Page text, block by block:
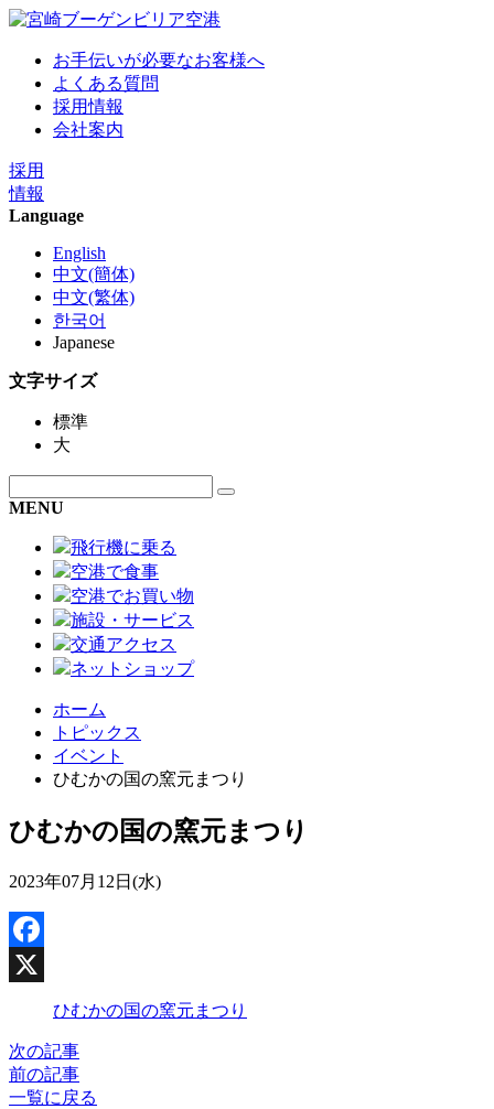
お手伝いが必要なお客様へ
よくある質問
採用情報
会社案内
採用
情報
Language
English
中文(簡体)
中文(繁体)
한국어
Japanese
文字サイズ
標準
大
MENU
飛行機に乗る
空港で食事
空港でお買い物
施設・サービス
交通アクセス
ネットショップ
ホーム
トピックス
イベント
ひむかの国の窯元まつり
ひむかの国の窯元まつり
2023年07月12日(水)
Facebook
ひむかの国の窯元まつり
次の記事
前の記事
一覧に戻る